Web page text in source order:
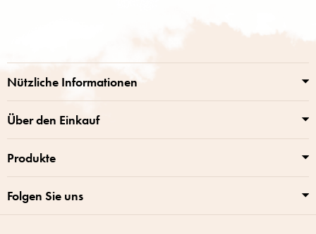
Nützliche Informationen
Über den Einkauf
Produkte
Folgen Sie uns